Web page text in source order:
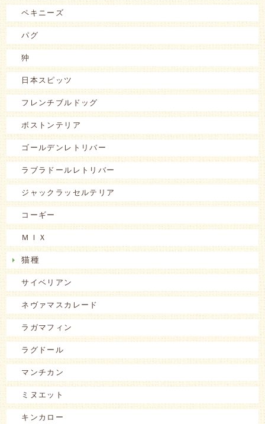
ペキニーズ
パグ
狆
日本スピッツ
フレンチブルドッグ
ボストンテリア
ゴールデンレトリバー
ラブラドールレトリバー
ジャックラッセルテリア
コーギー
ＭＩＸ
猫種
サイベリアン
ネヴァマスカレード
ラガマフィン
ラグドール
マンチカン
ミヌエット
キンカロー